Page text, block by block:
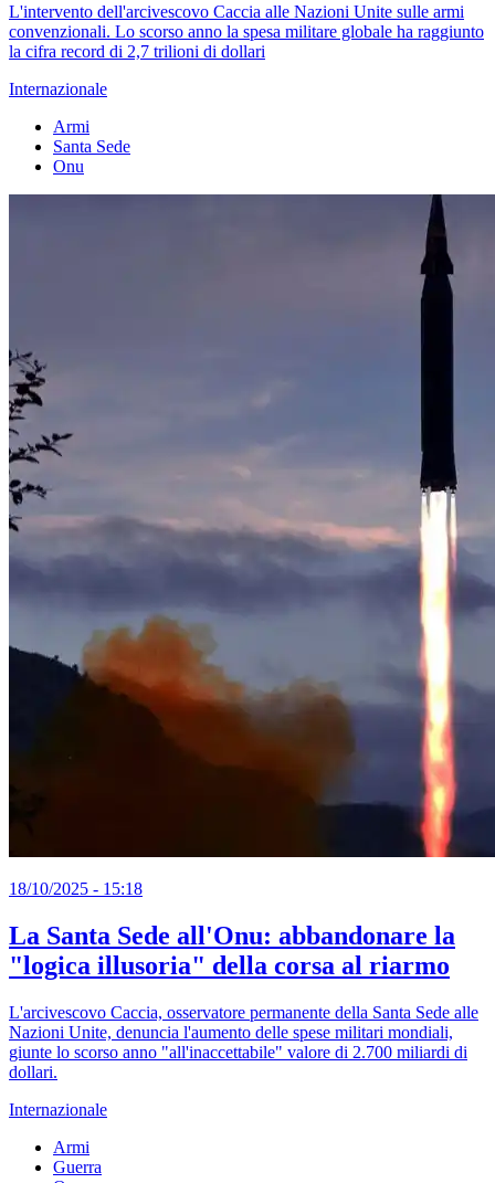
L'intervento dell'arcivescovo Caccia alle Nazioni Unite sulle armi
convenzionali. Lo scorso anno la spesa militare globale ha raggiunto
la cifra record di 2,7 trilioni di dollari
Internazionale
Armi
Santa Sede
Onu
18/10/2025 - 15:18
La Santa Sede all'Onu: abbandonare la
"logica illusoria" della corsa al riarmo
L'arcivescovo Caccia, osservatore permanente della Santa Sede alle
Nazioni Unite, denuncia l'aumento delle spese militari mondiali,
giunte lo scorso anno "all'inaccettabile" valore di 2.700 miliardi di
dollari.
Internazionale
Armi
Guerra